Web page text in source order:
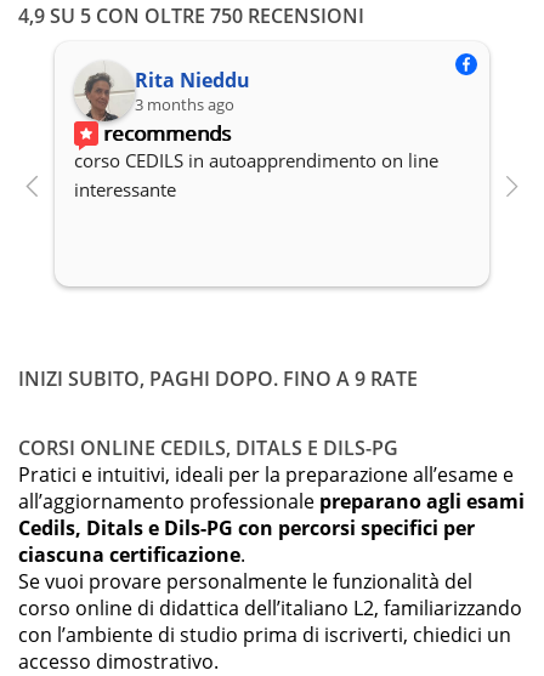
4,9 SU 5 CON OLTRE 750 RECENSIONI
Rita Nieddu
3 months ago
recommends
corso CEDILS in autoapprendimento on line
interessante
INIZI SUBITO, PAGHI DOPO. FINO A 9 RATE
CORSI ONLINE CEDILS, DITALS E DILS-PG
Pratici e intuitivi, ideali per la preparazione all’esame e
all’aggiornamento professionale preparano agli esami
Cedils, Ditals e Dils-PG con percorsi specifici per
ciascuna certificazione.
Se vuoi provare personalmente le funzionalità del
corso online di didattica dell’italiano L2, familiarizzando
con l’ambiente di studio prima di iscriverti, chiedici un
accesso dimostrativo.